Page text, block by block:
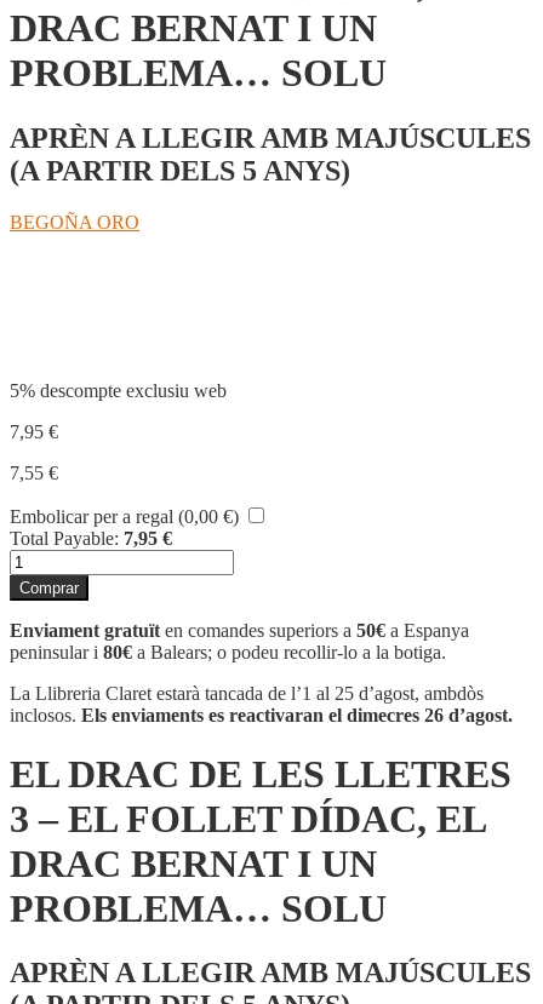
DRAC BERNAT I UN
PROBLEMA… SOLU
APRÈN A LLEGIR AMB MAJÚSCULES
(A PARTIR DELS 5 ANYS)
BEGOÑA ORO
5% descompte exclusiu web
7,95 €
7,55 €
Embolicar per a regal (0,00 €)
Total Payable: 7,95 €
quantitat
de
EL
DRAC
DE
LES
LLETRES
3
FOLLET
EL
BERNAT
UN
Comprar
Enviament gratuït en comandes superiors a 50€ a Espanya
peninsular i 80€ a Balears; o podeu recollir-lo a la botiga.
La Llibreria Claret estarà tancada de l’1 al 25 d’agost, ambdòs
inclosos. Els enviaments es reactivaran el dimecres 26 d’agost.
EL DRAC DE LES LLETRES
3 – EL FOLLET DÍDAC, EL
DRAC BERNAT I UN
PROBLEMA… SOLU
APRÈN A LLEGIR AMB MAJÚSCULES